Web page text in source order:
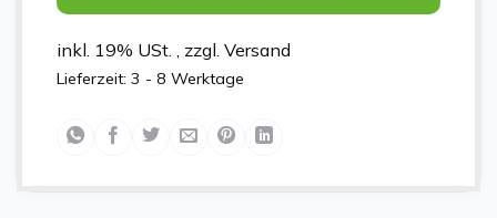
inkl. 19% USt. , zzgl. Versand
Lieferzeit: 3 - 8 Werktage